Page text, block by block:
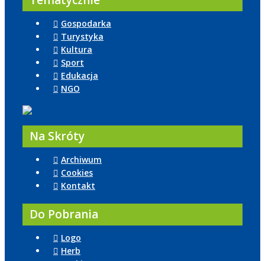
Gospodarka
Turystyka
Kultura
Sport
Edukacja
NGO
Na Skróty
Archiwum
Cookies
Kontakt
Do Pobrania
Logo
Herb